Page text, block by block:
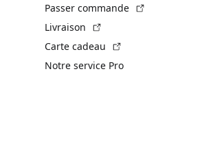
Passer commande
Livraison
Carte cadeau
Notre service Pro